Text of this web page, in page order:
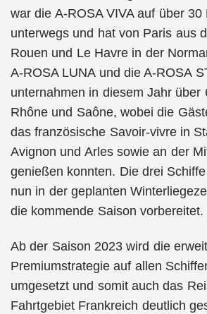
war die A-ROSA VIVA auf über 30
unterwegs und hat von Paris aus
Rouen und Le Havre in der
A-ROSA LUNA und die A-ROSA
unternahmen in diesem Jahr über
Rhône und Saône, wobei die
das französische Savoir-vivre in
Avignon und Arles sowie an der
genießen konnten. Die drei
nun in der geplanten
die kommende Saison vorbereitet.
Ab der Saison 2023 wird die
Premiumstrategie auf allen
umgesetzt und somit auch das
Fahrtgebiet Frankreich deutlich